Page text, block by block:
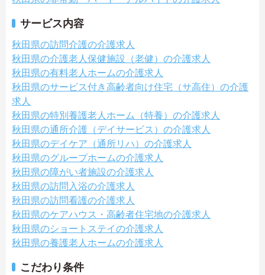
サービス内容
秋田県の訪問介護の介護求人
秋田県の介護老人保健施設（老健）の介護求人
秋田県の有料老人ホームの介護求人
秋田県のサービス付き高齢者向け住宅（サ高住）の介護
求人
秋田県の特別養護老人ホーム（特養）の介護求人
秋田県の通所介護（デイサービス）の介護求人
秋田県のデイケア（通所リハ）の介護求人
秋田県のグループホームの介護求人
秋田県の障がい者施設の介護求人
秋田県の訪問入浴の介護求人
秋田県の訪問看護の介護求人
秋田県のケアハウス・高齢者住宅地の介護求人
秋田県のショートステイの介護求人
秋田県の養護老人ホームの介護求人
こだわり条件